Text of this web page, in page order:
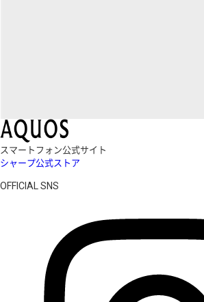
スマートフォン公式サイト
シャープ公式ストア
OFFICIAL SNS